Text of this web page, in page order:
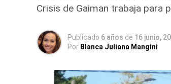
Crisis de Gaiman trabaja para
Publicado 6 años de 16 junio,
Por Blanca Juliana Mangini